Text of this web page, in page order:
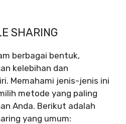
SHARING
berbagai bentuk,
kelebihan dan
Memahami jenis-jenis ini
metode yang paling
Anda. Berikut adalah
yang umum: